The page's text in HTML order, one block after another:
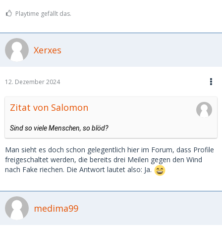
Playtime gefällt das.
Xerxes
12. Dezember 2024
Zitat von Salomon
Sind so viele Menschen, so blöd?
Man sieht es doch schon gelegentlich hier im Forum, dass Profile
freigeschaltet werden, die bereits drei Meilen gegen den Wind
nach Fake riechen. Die Antwort lautet also: Ja.
medima99